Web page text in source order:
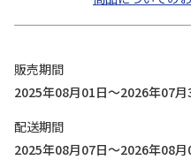
販売期間
2025年08月01日～2026年07月
配送期間
2025年08月07日～2026年08月